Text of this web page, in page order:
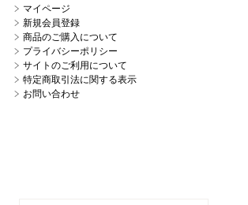
マイページ
新規会員登録
商品のご購入について
プライバシーポリシー
サイトのご利用について
特定商取引法に関する表示
お問い合わせ